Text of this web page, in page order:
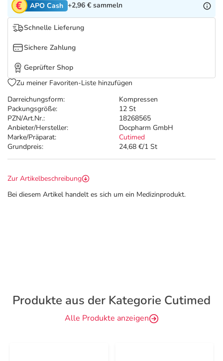
Tierapotheke
Marken
Salus Deals
Darreichungsform:
Kompressen
Packungsgröße:
12 St
PZN/Art.Nr.:
18268565
Anbieter/Hersteller:
Docpharm GmbH
Marke/Präparat:
Cutimed
Grundpreis:
24,68 €/1 St
APO Cash +2,96 € sammeln
Schnelle Lieferung
Sichere Zahlung
Geprüfter Shop
Zu meiner Favoriten-Liste hinzufügen
Zur Artikelbeschreibung
Bei diesem Artikel handelt es sich um ein Medizinprodukt.
Produkte aus der Kategorie Cutimed
Alle Produkte anzeigen